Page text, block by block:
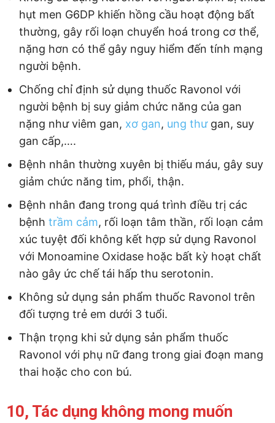
hụt men G6DP khiến hồng cầu hoạt động bất
thường, gây rối loạn chuyển hoá trong cơ thể,
nặng hơn có thể gây nguy hiểm đến tính mạng
người bệnh.
Chống chỉ định sử dụng thuốc Ravonol với
người bệnh bị suy giảm chức năng của gan
nặng như viêm gan, xơ gan, ung thưgan, suy
gan cấp,….
Bệnh nhân thường xuyên bị thiếu máu, gây suy
giảm chức năng tim, phổi, thận.
Bệnh nhân đang trong quá trình điều trị các
bệnh trầm cảm, rối loạn tâm thần, rối loạn cảm
xúc tuyệt đối không kết hợp sử dụng Ravonol
với Monoamine Oxidase hoặc bất kỳ hoạt chất
nào gây ức chế tái hấp thu serotonin.
Không sử dụng sản phẩm thuốc Ravonol trên
đối tượng trẻ em dưới 3 tuổi.
Thận trọng khi sử dụng sản phẩm thuốc
Ravonol với phụ nữ đang trong giai đoạn mang
thai hoặc cho con bú.
10, Tác dụng không mong muốn